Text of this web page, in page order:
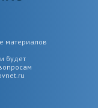
материалов
будет